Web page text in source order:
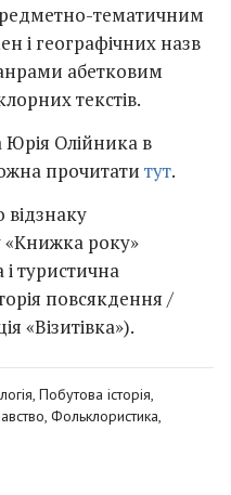
тематичним
і географічних назв
абетковим
текстів.
Олійника в
прочитати тут.
«Книжка року»
і туристична
повсякдення /
«Візитівка»).
, Побутова історія,
, Фольклористика,